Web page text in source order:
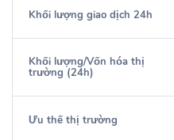
Khối lượng giao dịch 24h
Khối lượng/Vốn hóa thị
trường (24h)
Ưu thế thị trường